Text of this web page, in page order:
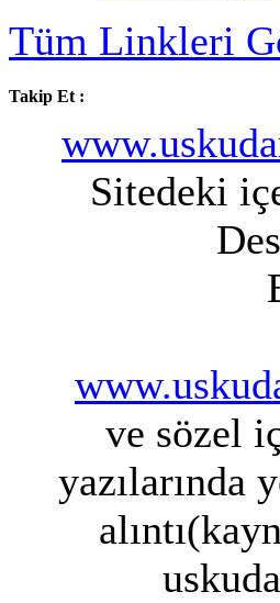
Tüm Linkleri
Takip Et :
Sitedeki
ve sözel
yazılarında